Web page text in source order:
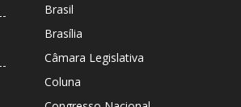
Brasil
Brasília
Câmara Legislativa
Coluna